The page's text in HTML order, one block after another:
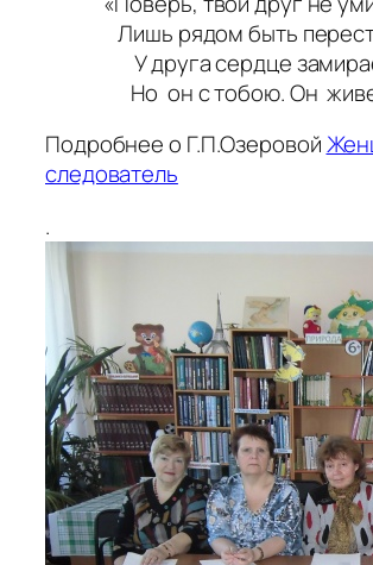
Лишь рядом быть
У друга сердце
Но он с тобою. Он
Подробнее о Г.П.Озеровой
следователь
.